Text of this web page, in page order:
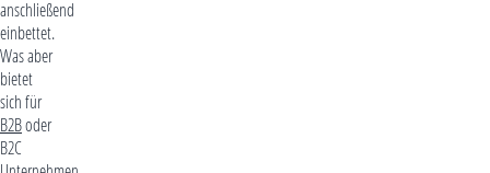
anschließend
einbettet.
Was aber
bietet
sich für
B2Boder
B2C